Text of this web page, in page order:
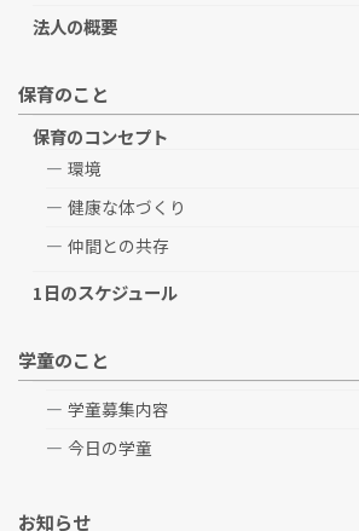
法人の概要
保育のこと
保育のコンセプト
環境
健康な体づくり
仲間との共存
1日のスケジュール
学童のこと
学童募集内容
今日の学童
お知らせ